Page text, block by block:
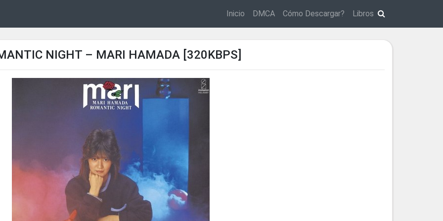
Inicio DMCA Cómo Descargar? Libros
NIGHT – MARI HAMADA [320KBPS]